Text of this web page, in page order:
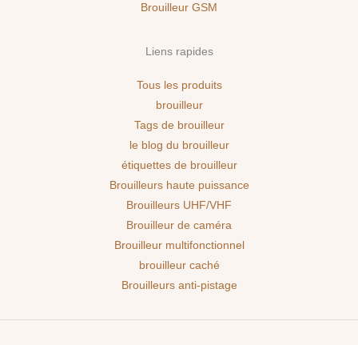
Brouilleur GSM
Liens rapides
Tous les produits
brouilleur
Tags de brouilleur
le blog du brouilleur
étiquettes de brouilleur
Brouilleurs haute puissance
Brouilleurs UHF/VHF
Brouilleur de caméra
Brouilleur multifonctionnel
brouilleur caché
Brouilleurs anti-pistage